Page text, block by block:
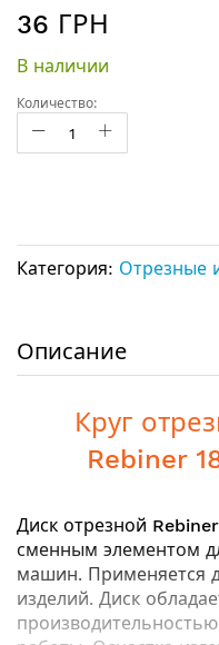
к
галереи
изображений
36 ГРН
В наличии
Количество:
Категория: Отрезные
Описание
Круг
Rebiner
Диск отрезной
сменным элементом
машин. Применяется
изделий. Диск